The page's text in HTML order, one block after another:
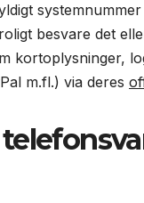
besvare det
kortoplysninger,
m.fl.) via deres